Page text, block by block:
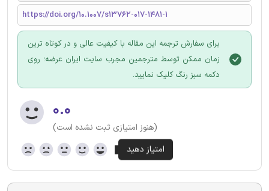
https://doi.org/10.1007/s13762-017-1481-1
برای سفارش ترجمه این مقاله با کیفیت عالی و در کوتاه ترین
زمان ممکن توسط مترجمین مجرب سایت ایران عرضه؛ روی
دکمه سبز رنگ کلیک نمایید.
۰.۰
(هنوز امتیازی ثبت نشده است)